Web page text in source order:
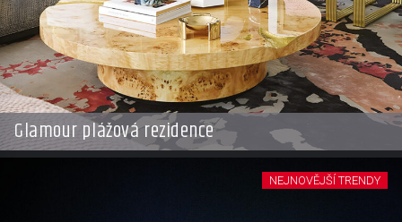
Glamour plážová rezidence
NEJNOVĚJŠÍ TRENDY